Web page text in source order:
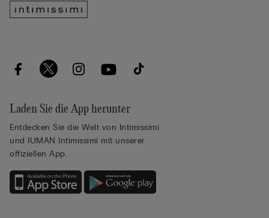
Laden Sie die App herunter
Entdecken Sie die Welt von Intimissimi
und IUMAN Intimissimi mit unserer
offiziellen App.